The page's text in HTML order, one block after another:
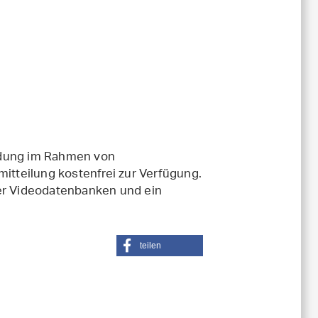
im Rahmen von
kostenfrei zur Verfügung.
Videodatenbanken und ein
teilen